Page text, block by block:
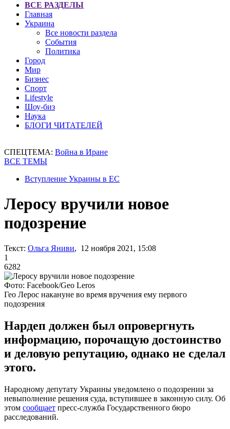
ВСЕ РАЗДЕЛЫ
Главная
Украина
Все новости раздела
События
Политика
Город
Мир
Бизнес
Спорт
Lifestyle
Шоу-биз
Наука
БЛОГИ ЧИТАТЕЛЕЙ
СПЕЦТЕМА: Война в Иране
ВСЕ ТЕМЫ
Вступление Украины в ЕС
Леросу вручили новое
подозрение
Текст: Ольга Яниви, 12 ноября 2021, 15:08
1
6282
Фото: Facebook/Geo Leros
Гео Лерос накануне во время вручения ему первого
подозрения
Нардеп должен был опровергнуть
информацию, порочащую достоинство
и деловую репутацию, однако не сделал
этого.
Народному депутату Украины уведомлено о подозрении за
невыполнение решения суда, вступившее в законную силу. Об
этом сообщает пресс-служба Государственного бюро
расследований.